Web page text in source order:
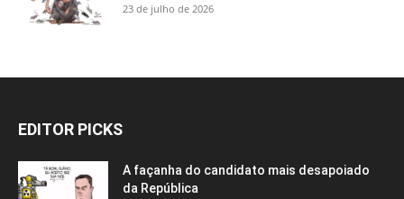
23 de julho de 2026
EDITOR PICKS
A façanha do candidato mais desapoiado
da República